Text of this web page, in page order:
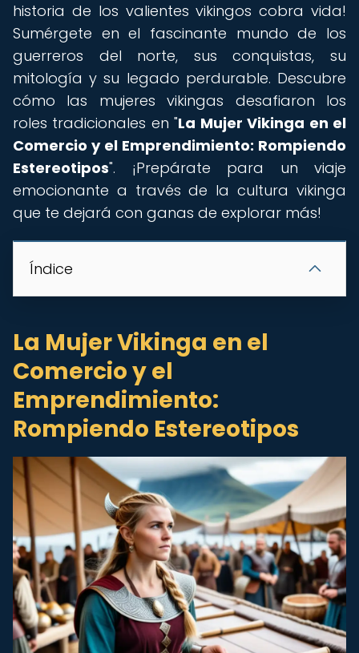
historia de los valientes vikingos cobra vida!
Sumérgete en el fascinante mundo de los
guerreros del norte, sus conquistas, su
mitología y su legado perdurable. Descubre
cómo las mujeres vikingas desafiaron los
roles tradicionales en "La Mujer Vikinga en el
Comercio y el Emprendimiento: Rompiendo
Estereotipos". ¡Prepárate para un viaje
emocionante a través de la cultura vikinga
que te dejará con ganas de explorar más!
Índice
La Mujer Vikinga en el
Comercio y el
Emprendimiento:
Rompiendo Estereotipos